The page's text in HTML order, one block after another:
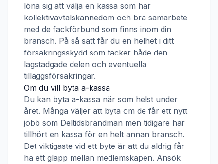
löna sig att välja en kassa som har
kollektivavtalskännedom och bra samarbete
med de fackförbund som finns inom din
bransch. På så sätt får du en helhet i ditt
försäkringsskydd som täcker både den
lagstadgade delen och eventuella
tilläggsförsäkringar.
Om du vill byta a-kassa
Du kan byta a-kassa när som helst under
året. Många väljer att byta om de får ett nytt
jobb som Deltidsbrandman men tidigare har
tillhört en kassa för en helt annan bransch.
Det viktigaste vid ett byte är att du aldrig får
ha ett glapp mellan medlemskapen. Ansök